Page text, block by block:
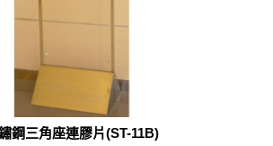
鋼三角座連膠片(ST-11B)